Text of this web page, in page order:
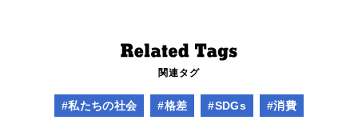
関連タグ
#私たちの社会 #格差 #SDGs #消費